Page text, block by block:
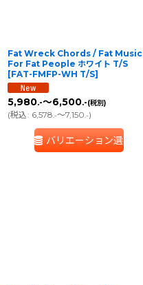
Fat Wreck Chords / Fat Music
For Fat People ホワイト T/S
[FAT-FMFP-WH T/S]
5,980.-～6,500.-(税別)
(税込: 6,578.-～7,150.-)
バリエーション選択